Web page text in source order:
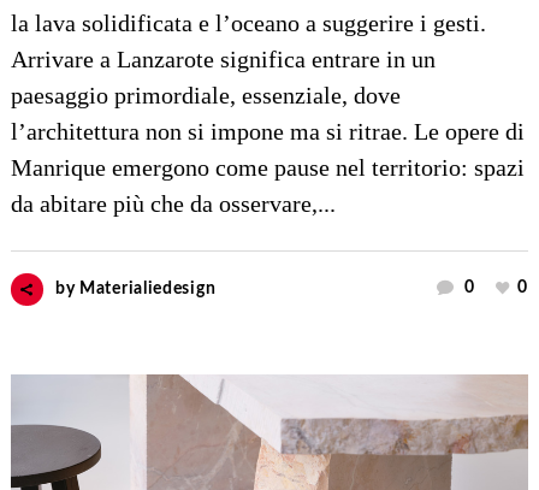
la lava solidificata e l’oceano a suggerire i gesti.
Arrivare a Lanzarote significa entrare in un
paesaggio primordiale, essenziale, dove
l’architettura non si impone ma si ritrae. Le opere di
Manrique emergono come pause nel territorio: spazi
da abitare più che da osservare,...
by Materialiedesign 0 0